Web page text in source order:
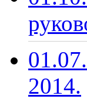
2014.